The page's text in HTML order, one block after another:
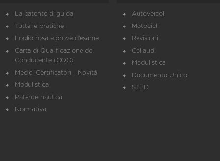
La patente di guida
Tutte le pratiche
Foglio rosa e prove d’esame
Carta di Qualificazione del
Conducente (CQC)
Medici Certificatori - Novità
Modulistica
Patente nautica
Normativa
Autoveicoli
Motocicli
Revisioni
Collaudi
Modulistica
Documento Unico
STED